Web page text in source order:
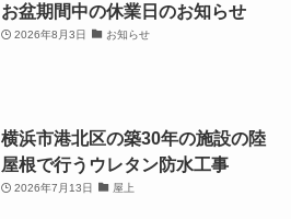
お盆期間中の休業日のお知らせ
2026年8月3日 お知らせ
横浜市港北区の築30年の施設の陸
屋根で行うウレタン防水工事
2026年7月13日 屋上